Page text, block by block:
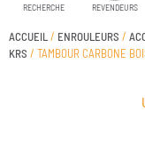
RECHERCHE REVENDEURS
ACCUEIL / ENROULEURS /
KRS / TAMBOUR CARBONE